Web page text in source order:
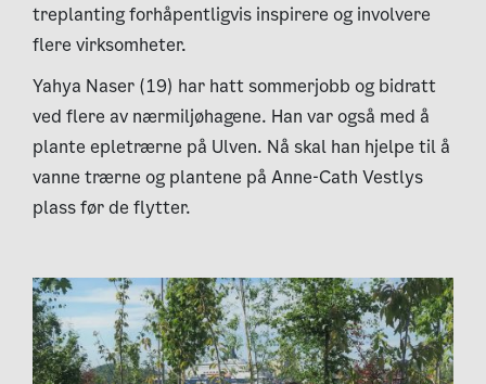
treplanting forhåpentligvis inspirere og involvere
flere virksomheter.
Yahya Naser (19) har hatt sommerjobb og bidratt
ved flere av nærmiljøhagene. Han var også med å
plante epletrærne på Ulven. Nå skal han hjelpe til å
vanne trærne og plantene på Anne-Cath Vestlys
plass før de flytter.